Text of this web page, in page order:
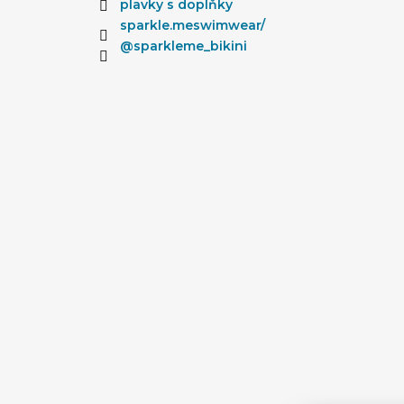
plavky s doplňky
sparkle.meswimwear/
@sparkleme_bikini